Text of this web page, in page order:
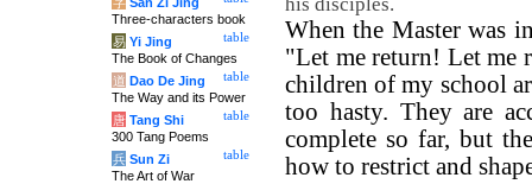
When the Master was
"Let me return! Let me
children of my school
too hasty. They are
complete so far, but
how to restrict and
Three-characters book
table
易 Yi Jing
The Book of Changes
table
道 Dao De Jing
The Way and its Power
table
唐 Tang Shi
300 Tang Poems
table
兵 Sun Zi
The Art of War